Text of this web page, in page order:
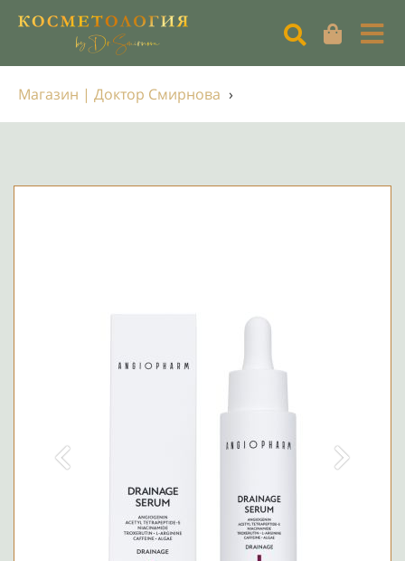
Магазин | Доктор Смирнова ›